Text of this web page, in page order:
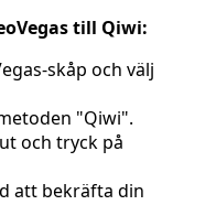
till Qiwi:
skåp och välj
"Qiwi".
och tryck på
att bekräfta din